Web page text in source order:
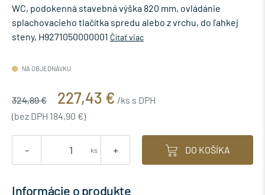
WC, podokenná stavebná výška 820 mm, ovládánie
splachovacieho tlačítka spredu alebo z vrchu, do ľahkej
steny, H9271050000001 Čítať viac
NA OBJEDNÁVKU
324,89 € 227,43 € /ks s DPH
(bez DPH 184,90 €)
- +
ks DO KOŠÍKA
Informácie o produkte